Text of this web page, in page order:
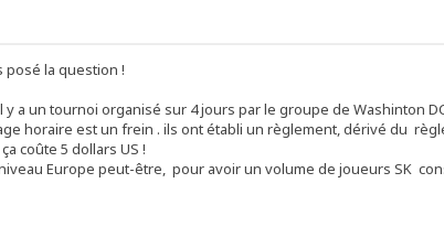
posé la question !
y a un tournoi organisé sur 4 jours par le groupe de Washinton
horaire est un frein . ils ont établi un règlement, dérivé du
coûte 5 dollars US !
Europe peut-être, pour avoir un volume de joueurs SK